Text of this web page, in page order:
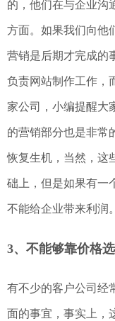
的，他们在与企业沟
方面。如果我们向他
营销是后期才完成的
负责网站制作工作，
家公司，小编提醒大
的营销部分也是非常
恢复生机，当然，这
础上，但是如果有一
不能给企业带来利润。
3、不能够靠价格
有不少的客户公司经
面的事宜，事实上，